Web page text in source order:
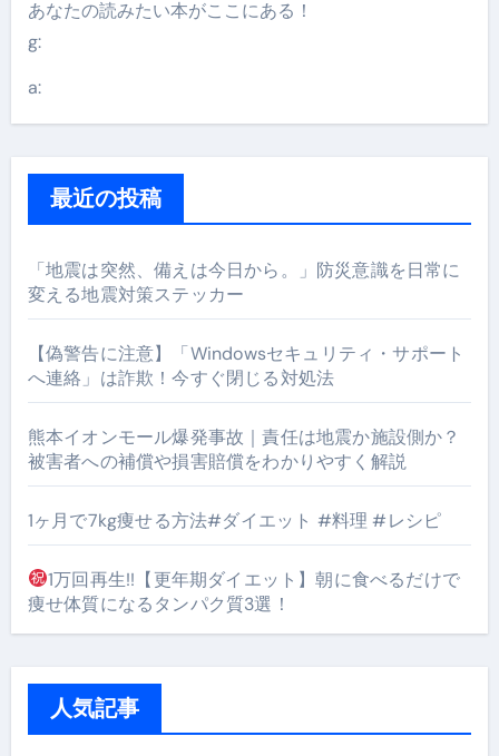
あなたの読みたい本がここにある！
g:
a:
最近の投稿
「地震は突然、備えは今日から。」防災意識を日常に
変える地震対策ステッカー
【偽警告に注意】「Windowsセキュリティ・サポート
へ連絡」は詐欺！今すぐ閉じる対処法
熊本イオンモール爆発事故｜責任は地震か施設側か？
被害者への補償や損害賠償をわかりやすく解説
1ヶ月で7kg痩せる方法#ダイエット #料理 #レシピ
1万回再生!!【更年期ダイエット】朝に食べるだけで
痩せ体質になるタンパク質3選！
人気記事